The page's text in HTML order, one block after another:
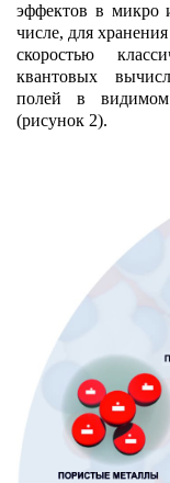
эффектов в
числе, для
скоростью
квантовых
полей в видимом
(рисунок 2).